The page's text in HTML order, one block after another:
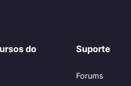
do
Suporte
Forums